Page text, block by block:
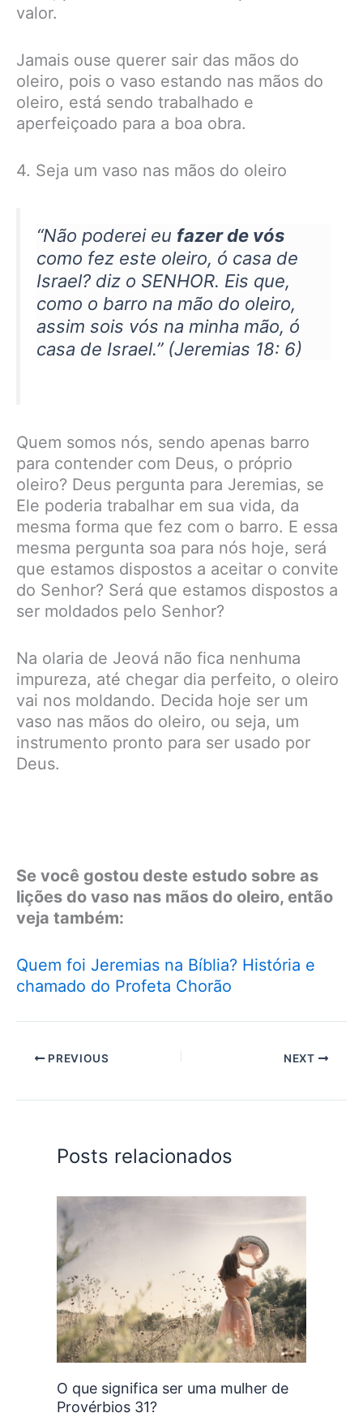
valor.
Jamais ouse querer sair das mãos do
oleiro, pois o vaso estando nas mãos do
oleiro, está sendo trabalhado e
aperfeiçoado para a boa obra.
4. Seja um vaso nas mãos do oleiro
“Não poderei eu fazer de vós
como fez este oleiro, ó casa de
Israel? diz o SENHOR. Eis que,
como o barro na mão do oleiro,
assim sois vós na minha mão, ó
casa de Israel.” (Jeremias 18: 6)
Quem somos nós, sendo apenas barro
para contender com Deus, o próprio
oleiro? Deus pergunta para Jeremias, se
Ele poderia trabalhar em sua vida, da
mesma forma que fez com o barro. E essa
mesma pergunta soa para nós hoje, será
que estamos dispostos a aceitar o convite
do Senhor? Será que estamos dispostos a
ser moldados pelo Senhor?
Na olaria de Jeová não fica nenhuma
impureza, até chegar dia perfeito, o oleiro
vai nos moldando. Decida hoje ser um
vaso nas mãos do oleiro, ou seja, um
instrumento pronto para ser usado por
Deus.
Se você gostou deste estudo sobre as
lições do vaso nas mãos do oleiro, então
veja também:
Quem foi Jeremias na Bíblia? História e
chamado do Profeta Chorão
PREVIOUS NEXT
Posts relacionados
O que significa ser uma mulher de
Provérbios 31?